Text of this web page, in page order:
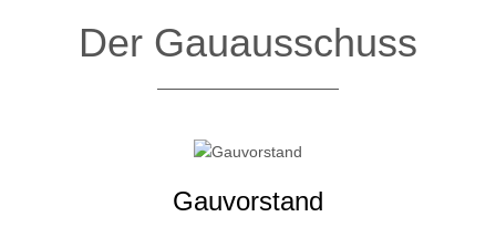
Der Gauausschuss
Gauvorstand